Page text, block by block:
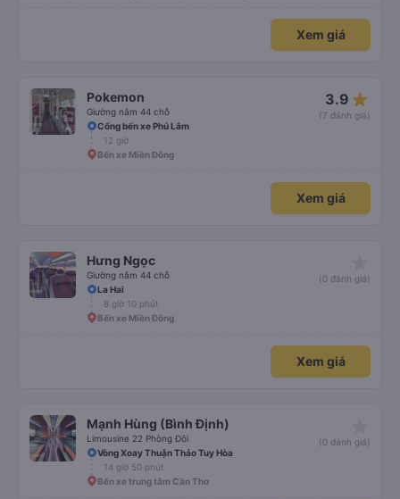
Xem giá
Pokemon
Giường nằm 44 chỗ
3.9 star_rate
(7 đánh giá)
Cổng bến xe Phú Lâm
12 giờ
Bến xe Miền Đông
Xem giá
Hưng Ngọc
Giường nằm 44 chỗ
(0 đánh giá)
La Hai
8 giờ 10 phút
Bến xe Miền Đông
Xem giá
Mạnh Hùng (Bình Định)
Limousine 22 Phòng Đôi
(0 đánh giá)
Vòng Xoay Thuận Thảo Tuy Hòa
14 giờ 50 phút
Bến xe trung tâm Cần Thơ